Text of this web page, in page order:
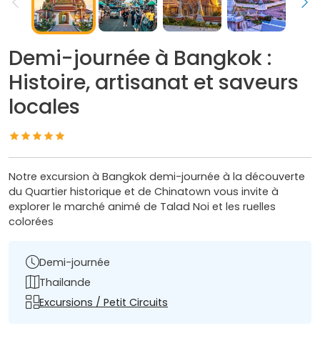
Demi-journée à Bangkok :
Histoire, artisanat et saveurs
locales
Notre excursion à Bangkok demi-journée à la découverte
du Quartier historique et de Chinatown vous invite à
explorer le marché animé de Talad Noi et les ruelles
colorées
Demi-journée
Thailande
Excursions / Petit Circuits